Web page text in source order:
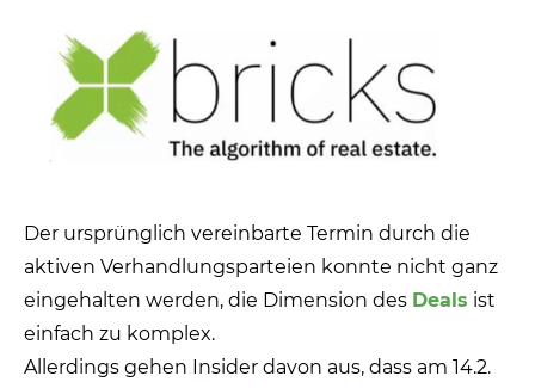
Der ursprünglich vereinbarte Termin durch die
aktiven Verhandlungsparteien konnte nicht ganz
eingehalten werden, die Dimension des Deals ist
einfach zu komplex.
Allerdings gehen Insider davon aus, dass am 14.2.